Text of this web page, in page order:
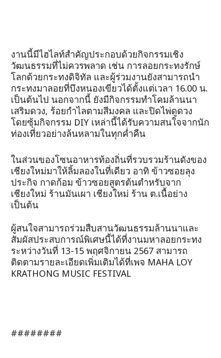
งานนี้มีไฮไลท์สำคัญประกอบด้วยกิจกรรมเชิง
วัฒนธรรมที่ไม่ควรพลาด เช่น การลอยกระทงรักษ์
โลกด้วยกระทงดิจิทัล และผู้ร่วมงานยังสามารถนำ
กระทงมาลอยที่บึงหนองเขียวได้ตั้งแต่เวลา 16.00 น.
เป็นต้นไป นอกจากนี้ ยังมีกิจกรรมทำโคมล้านนา
เสริมดวง, ร้อยกำไลตามสีมงคล และปิดไพ่ดูดวง
โดยซุ้มกิจกรรม DIY เหล่านี้ได้รับความสนใจจากนัก
ท่องเที่ยวอย่างล้นหลามในทุกค่ำคืน
ในส่วนของโซนอาหารท้องถิ่นที่รวบรวมร้านดังของ
เชียงใหม่มาให้ลิ้มลองในที่เดียว อาทิ ข้าวซอยลุง
ประกิจ กาดก้อม ข้าวซอยสูตรต้นตำหรับจาก
เชียงใหม่ ร้านมันเผา เชียงใหม่ ร้าน ต.เนื้อย่าง
เป็นต้น
ผู้สนใจสามารถร่วมสืบสานวัฒนธรรมล้านนาและ
สัมผัสประสบการณ์พิเศษนี้ได้ที่งานมหาลอยกระทง
ระหว่างวันที่ 13-15 พฤศจิกายน 2567 สามารถ
ติดตามรายละเอียดเพิ่มเติมได้ที่เพจ MAHA LOY
KRATHONG MUSIC FESTIVAL
########